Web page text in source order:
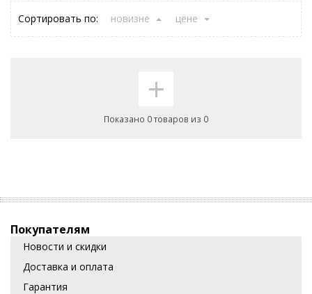
Сортировать по: новизне цене
+
Показано 0 товаров из 0
Покупателям
Новости и скидки
Доставка и оплата
Гарантия